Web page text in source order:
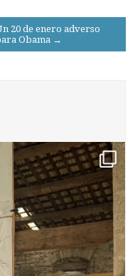
20 de enero adverso
Obama →